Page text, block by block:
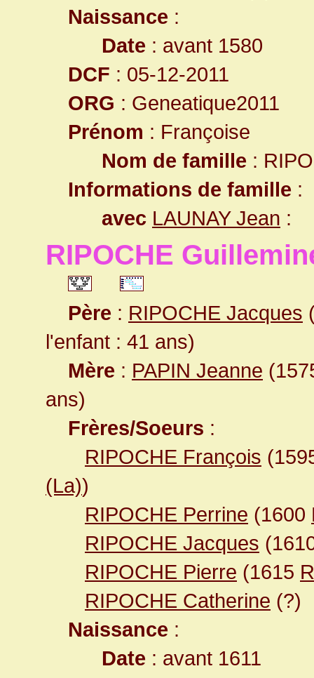
Naissance :
Date : avant 1580
DCF : 05-12-2011
ORG : Geneatique2011
Prénom : Françoise
Nom de famille :
Informations de famille :
avec LAUNAY Jean :
RIPOCHE
Père : RIPOCHE Jacques
l'enfant : 41 ans)
Mère : PAPIN Jeanne
ans)
Frères/Soeurs :
RIPOCHE François
(La))
RIPOCHE Perrine (1600
RIPOCHE Jacques
RIPOCHE Pierre (1615
RIPOCHE Catherine (?)
Naissance :
Date : avant 1611